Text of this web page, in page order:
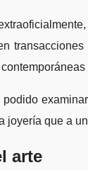
que a
arte